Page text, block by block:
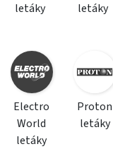
letáky
letáky
Electro
World
letáky
Proton
letáky